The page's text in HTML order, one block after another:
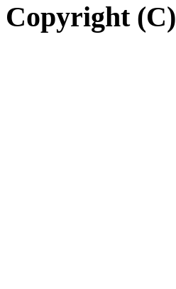
Copyright